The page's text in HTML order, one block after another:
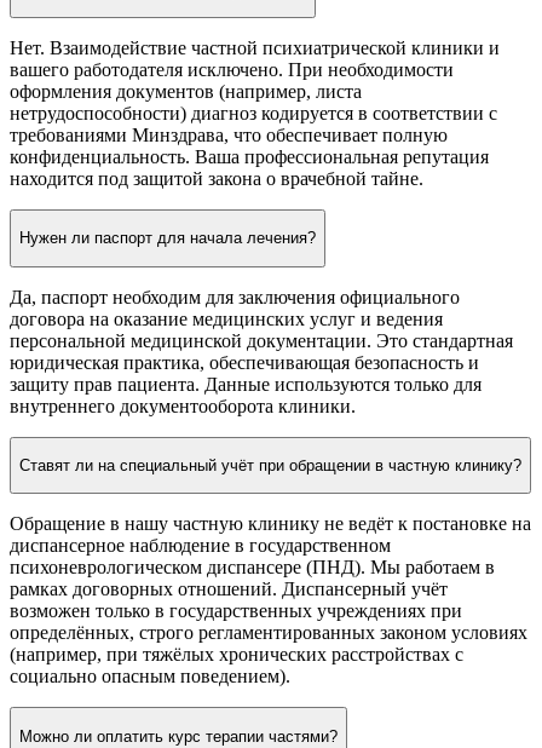
Нет. Взаимодействие частной психиатрической клиники и
вашего работодателя исключено. При необходимости
оформления документов (например, листа
нетрудоспособности) диагноз кодируется в соответствии с
требованиями Минздрава, что обеспечивает полную
конфиденциальность. Ваша профессиональная репутация
находится под защитой закона о врачебной тайне.
Нужен ли паспорт для начала лечения?
Да, паспорт необходим для заключения официального
договора на оказание медицинских услуг и ведения
персональной медицинской документации. Это стандартная
юридическая практика, обеспечивающая безопасность и
защиту прав пациента. Данные используются только для
внутреннего документооборота клиники.
Ставят ли на специальный учёт при обращении в частную клинику?
Обращение в нашу частную клинику не ведёт к постановке на
диспансерное наблюдение в государственном
психоневрологическом диспансере (ПНД). Мы работаем в
рамках договорных отношений. Диспансерный учёт
возможен только в государственных учреждениях при
определённых, строго регламентированных законом условиях
(например, при тяжёлых хронических расстройствах с
социально опасным поведением).
Можно ли оплатить курс терапии частями?